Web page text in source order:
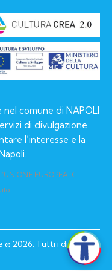
nel comune di NAPOLI
di divulgazione
l’interesse e la
EUROPEA: €
© 2026. Tutti i diritti